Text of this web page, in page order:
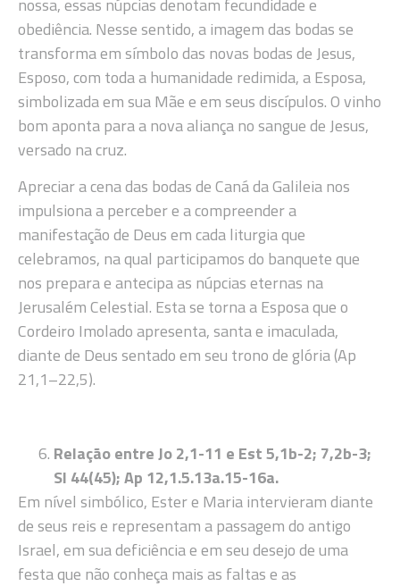
nossa, essas núpcias denotam fecundidade e
obediência. Nesse sentido, a imagem das bodas se
transforma em símbolo das novas bodas de Jesus,
Esposo, com toda a humanidade redimida, a Esposa,
simbolizada em sua Mãe e em seus discípulos. O vinho
bom aponta para a nova aliança no sangue de Jesus,
versado na cruz.
Apreciar a cena das bodas de Caná da Galileia nos
impulsiona a perceber e a compreender a
manifestação de Deus em cada liturgia que
celebramos, na qual participamos do banquete que
nos prepara e antecipa as núpcias eternas na
Jerusalém Celestial. Esta se torna a Esposa que o
Cordeiro Imolado apresenta, santa e imaculada,
diante de Deus sentado em seu trono de glória (Ap
21,1–22,5).
Relação entre Jo 2,1-11 e Est 5,1b-2; 7,2b-3;
Sl 44(45); Ap 12,1.5.13a.15-16a.
Em nível simbólico, Ester e Maria intervieram diante
de seus reis e representam a passagem do antigo
Israel, em sua deficiência e em seu desejo de uma
festa que não conheça mais as faltas e as